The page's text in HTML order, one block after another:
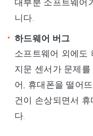
니다.
하드웨어 버그
소프트웨어 외에도
지문 센서가 문제
어, 휴대폰을 떨어
건이 손상되면서
다.